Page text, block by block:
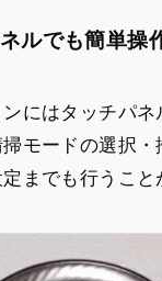
ルでも簡単操
にはタッチパネ
モードの選択・
までも行うこと